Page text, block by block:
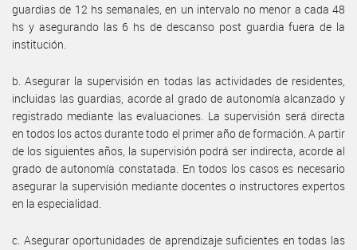
guardias de 12 hs semanales, en un intervalo no menor a cada 48
hs y asegurando las 6 hs de descanso post guardia fuera de la
institución.
b. Asegurar la supervisión en todas las actividades de residentes,
incluidas las guardias, acorde al grado de autonomía alcanzado y
registrado mediante las evaluaciones. La supervisión será directa
en todos los actos durante todo el primer año de formación. A partir
de los siguientes años, la supervisión podrá ser indirecta, acorde al
grado de autonomía constatada. En todos los casos es necesario
asegurar la supervisión mediante docentes o instructores expertos
en la especialidad.
c. Asegurar oportunidades de aprendizaje suficientes en todas las